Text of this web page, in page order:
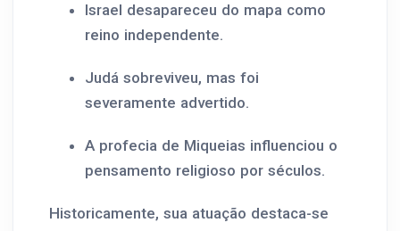
Israel desapareceu do mapa como
reino independente.
Judá sobreviveu, mas foi
severamente advertido.
A profecia de Miqueias influenciou o
pensamento religioso por séculos.
Historicamente, sua atuação destaca-se